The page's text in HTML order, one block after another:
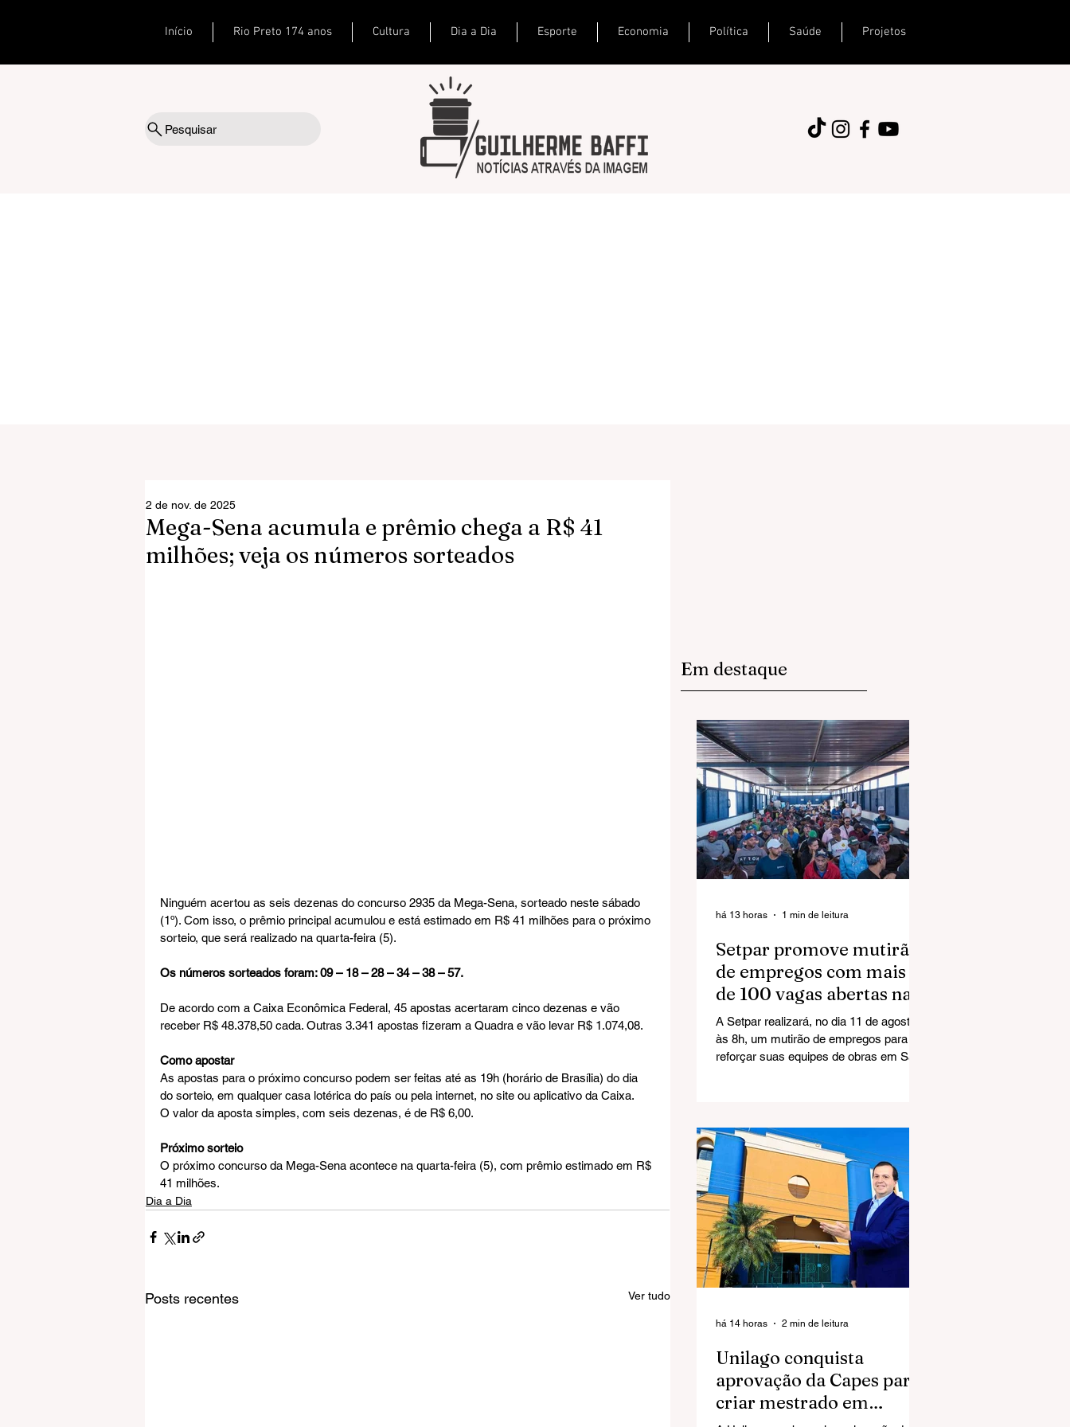
Início Rio Preto 174 anos Cultura Dia a Dia Esporte Economia Política Saúde Projetos
Pesquisar
Mega-Sena acumula e prêmio chega a R$ 41
milhões; veja os números sorteados
2 de nov. de 2025
Ninguém acertou as seis dezenas do concurso 2935 da Mega-Sena, sorteado neste sábado
(1º). Com isso, o prêmio principal acumulou e está estimado em R$ 41 milhões para o próximo
sorteio, que será realizado na quarta-feira (5).
Os números sorteados foram: 09 – 18 – 28 – 34 – 38 – 57.
De acordo com a Caixa Econômica Federal, 45 apostas acertaram cinco dezenas e vão
receber R$ 48.378,50 cada. Outras 3.341 apostas fizeram a Quadra e vão levar R$ 1.074,08.
Como apostar
As apostas para o próximo concurso podem ser feitas até as 19h (horário de Brasília) do dia
do sorteio, em qualquer casa lotérica do país ou pela internet, no site ou aplicativo da Caixa.
O valor da aposta simples, com seis dezenas, é de R$ 6,00.
Próximo sorteio
O próximo concurso da Mega-Sena acontece na quarta-feira (5), com prêmio estimado em R$
41 milhões.
Dia a Dia
Posts recentes Ver tudo
Em destaque
Setpar promove mutirão
de empregos com mais
de 100 vagas abertas na
região norte em São José
do Rio Preto
A Setpar realizará, no dia 11 de agosto,
às 8h, um mutirão de empregos para
reforçar suas equipes de obras em São
há 13 horas 1 min de leitura
Unilago conquista
aprovação da Capes para
criar mestrado em
há 14 horas 2 min de leitura